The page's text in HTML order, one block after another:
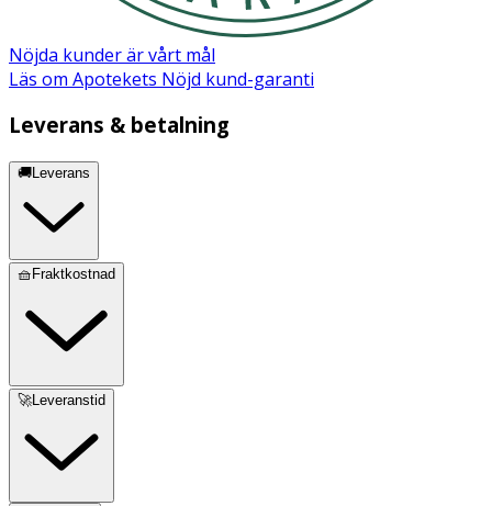
Nöjda kunder är vårt mål
Läs om Apotekets Nöjd kund-garanti
Leverans & betalning
🚚Leverans
🧺Fraktkostnad
🚀Leveranstid